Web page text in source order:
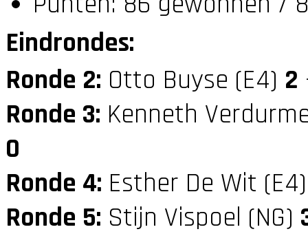
Eindrondes:
Ronde 2: Otto Buyse (E4) 2
Ronde 3: Kenneth
0
Ronde 4: Esther De Wit
Ronde 5: Stijn Vispoel (NG)